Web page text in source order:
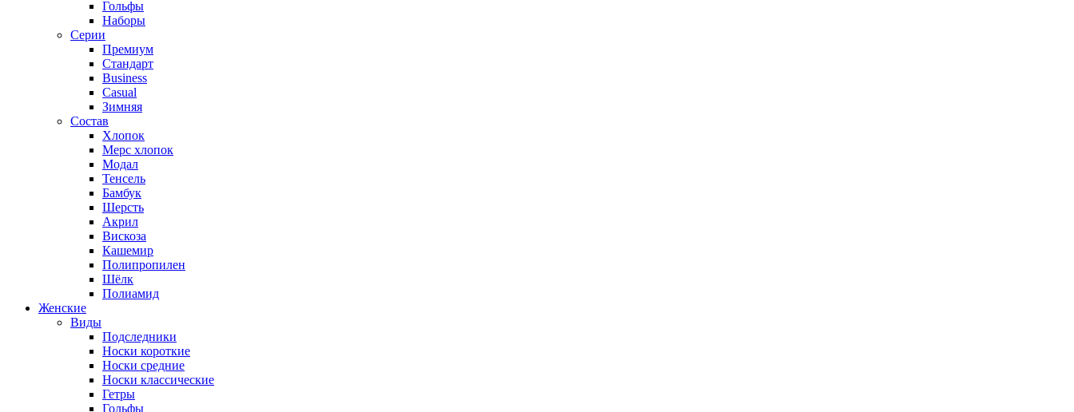
Гольфы
Наборы
Серии
Премиум
Стандарт
Business
Casual
Зимняя
Состав
Хлопок
Мерс хлопок
Модал
Тенсель
Бамбук
Шерсть
Акрил
Вискоза
Кашемир
Полипропилен
Шёлк
Полиамид
Женские
Виды
Подследники
Носки короткие
Носки средние
Носки классические
Гетры
Гольфы